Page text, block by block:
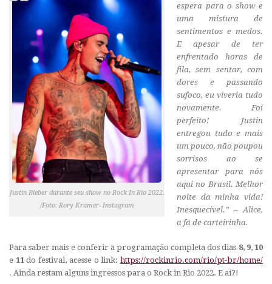
Justin Bieber durante seu show no Rock In Rio 2022.
/Foto: Rory Kramer- Instagram
espera para o show e
uma mistura de
sentimentos e medos.
E apesar de ter
enfrentado horas de
fila, sem sentar, com
dores e passando
sufoco, eu viveria tudo
novamente. Foi
perfeito! Justin
entregou tudo e mais
um pouco, não poupou
sorrisos ao se
apresentar para nós
aqui no Brasil. Melhor
noite da minha vida!
Inesquecível.” – Alice,
a fã de carteirinha.
Para saber mais e conferir a programação completa dos dias 8, 9,10
e 11 do festival, acesse o link:https://rockinrio.com/rio/pt-br/home/
. Ainda restam alguns ingressos para o Rock in Rio 2022. E aí?!